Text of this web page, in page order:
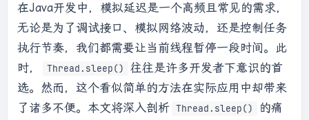
在Java开发中，模拟延迟是一个高频且常见的需求，
无论是为了调试接口、模拟网络波动，还是控制任务
执行节奏，我们都需要让当前线程暂停一段时间。此
时，
Thread.sleep()
往往是许多开发者下意识的首
选。然而，这个看似简单的方法在实际应用中却带来
了诸多不便。本文将深入剖析 Thread.sleep()
的痛